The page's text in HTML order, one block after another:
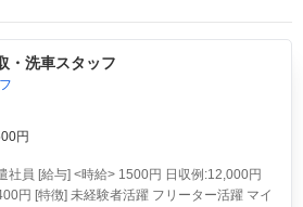
・洗車スタッフ
円
社員 [給与] <時給> 1500円 日収例:12,000円
円 [特徴] 未経験者活躍 フリーター活躍 マイ